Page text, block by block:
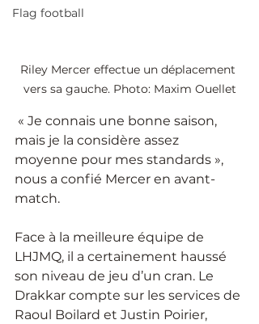
Flag football
Riley Mercer effectue un déplacement
vers sa gauche. Photo: Maxim Ouellet
« Je connais une bonne saison,
mais je la considère assez
moyenne pour mes standards »,
nous a confié Mercer en avant-
match.
Face à la meilleure équipe de
LHJMQ, il a certainement haussé
son niveau de jeu d’un cran. Le
Drakkar compte sur les services de
Raoul Boilard et Justin Poirier,